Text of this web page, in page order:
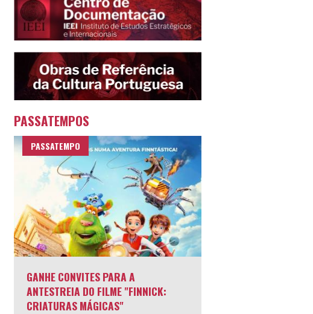
PASSATEMPOS
PASSATEMPO
GANHE CONVITES PARA A
ANTESTREIA DO FILME "FINNICK:
CRIATURAS MÁGICAS"